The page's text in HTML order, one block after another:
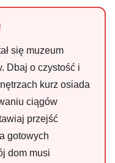
się muzeum
Dbaj o czystość i
kurz osiada
ciągów
przejść
gotowych
dom musi